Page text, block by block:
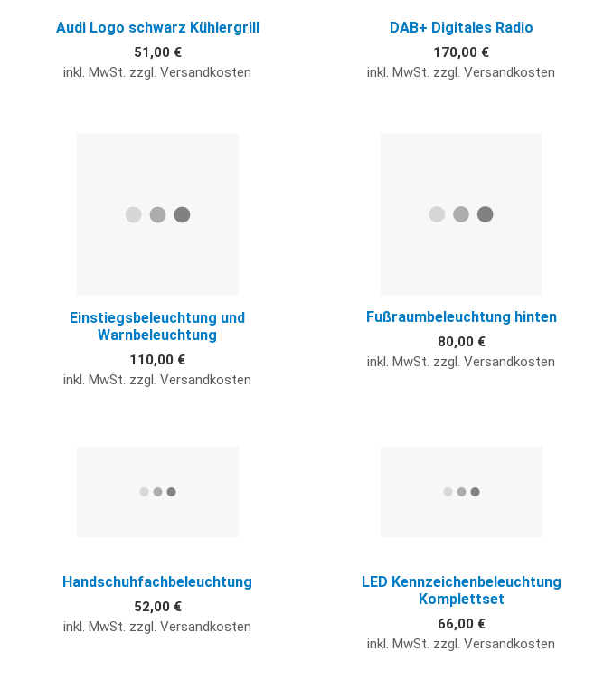
Audi Logo schwarz Kühlergrill
51,00 €
inkl. MwSt. zzgl. Versandkosten
DAB+ Digitales Radio
170,00 €
inkl. MwSt. zzgl. Versandkosten
Einstiegsbeleuchtung und
Warnbeleuchtung
110,00 €
inkl. MwSt. zzgl. Versandkosten
Fußraumbeleuchtung hinten
80,00 €
inkl. MwSt. zzgl. Versandkosten
Handschuhfachbeleuchtung
52,00 €
inkl. MwSt. zzgl. Versandkosten
LED Kennzeichenbeleuchtung
Komplettset
66,00 €
inkl. MwSt. zzgl. Versandkosten